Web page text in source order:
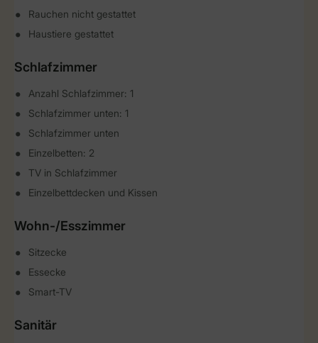
Rauchen nicht gestattet
Haustiere gestattet
Schlafzimmer
Anzahl Schlafzimmer: 1
Schlafzimmer unten: 1
Schlafzimmer unten
Einzelbetten: 2
TV in Schlafzimmer
Einzelbettdecken und Kissen
Wohn-/Esszimmer
Sitzecke
Essecke
Smart-TV
Sanitär